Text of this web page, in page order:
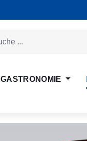
GASTRONOMIE